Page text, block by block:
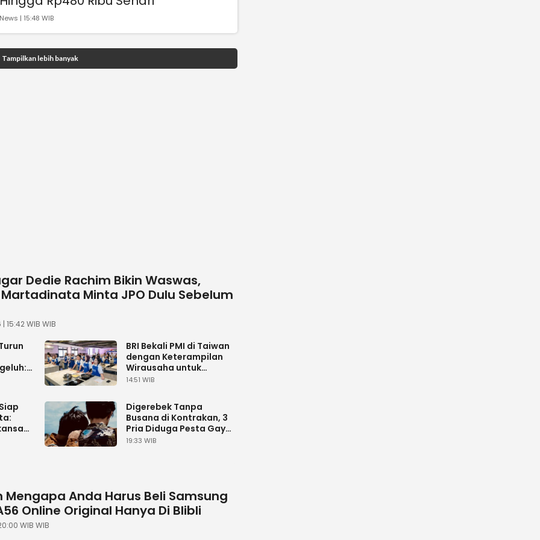
News | 15:48 WIB
Tampilkan lebih banyak
Dedie Rachim Bikin Waswas,
Martadinata Minta JPO Dulu Sebelum
15:42 WIB WIB
BRI Bekali PMI di Taiwan
dengan Keterampilan
Wirausaha untuk
Bangun Usaha Produktif
14:51 WIB
Digerebek Tanpa
Busana di Kontrakan, 3
Pria Diduga Pesta Gay
di Citeureup Diarak
19:33 WIB
Mengapa Anda Harus Beli Samsung
Online Original Hanya Di Blibli
WIB WIB